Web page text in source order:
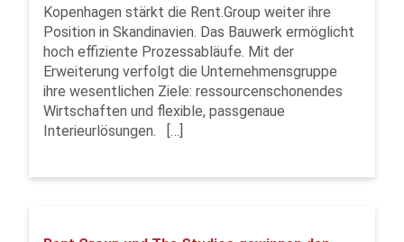
Kopenhagen stärkt die Rent.Group weiter ihre
Position in Skandinavien. Das Bauwerk ermöglicht
hoch effiziente Prozessabläufe. Mit der
Erweiterung verfolgt die Unternehmensgruppe
ihre wesentlichen Ziele: ressourcenschonendes
Wirtschaften und flexible, passgenaue
Interieurlösungen. […]